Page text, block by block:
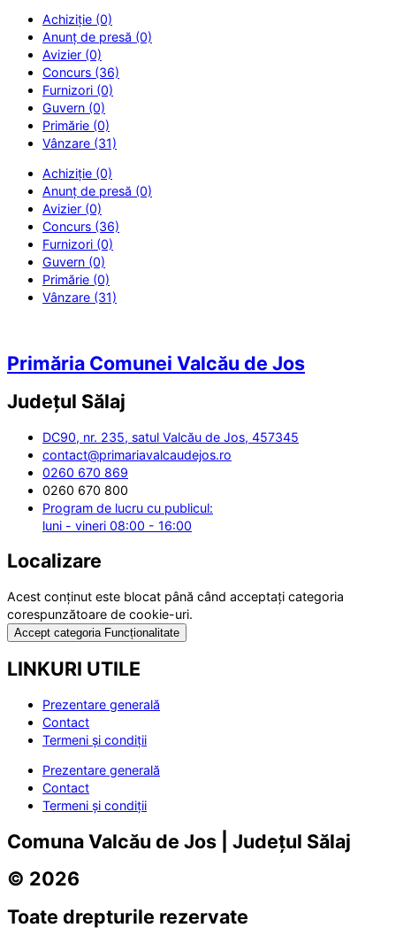
Achiziție (0)
Anunț de presă (0)
Avizier (0)
Concurs (36)
Furnizori (0)
Guvern (0)
Primărie (0)
Vânzare (31)
Achiziție (0)
Anunț de presă (0)
Avizier (0)
Concurs (36)
Furnizori (0)
Guvern (0)
Primărie (0)
Vânzare (31)
Primăria Comunei Valcău de Jos
Județul Sălaj
DC90, nr. 235, satul Valcău de Jos, 457345
contact@primariavalcaudejos.ro
0260 670 869
0260 670 800
Program de lucru cu publicul:
luni - vineri 08:00 - 16:00
Localizare
Acest conținut este blocat până când acceptați categoria
corespunzătoare de cookie-uri.
Accept categoria Funcționalitate
LINKURI UTILE
Prezentare generală
Contact
Termeni și condiții
Prezentare generală
Contact
Termeni și condiții
Comuna Valcău de Jos | Județul Sălaj
© 2026
Toate drepturile rezervate